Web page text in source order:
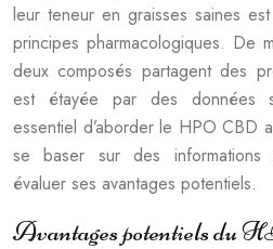
leur teneur en graisses saines
principes pharmacologiques. De
deux composés partagent des
est étayée par des données
essentiel d’aborder le HPO CBD
se baser sur des informations
évaluer ses avantages potentiels.
Avantages potentiels du